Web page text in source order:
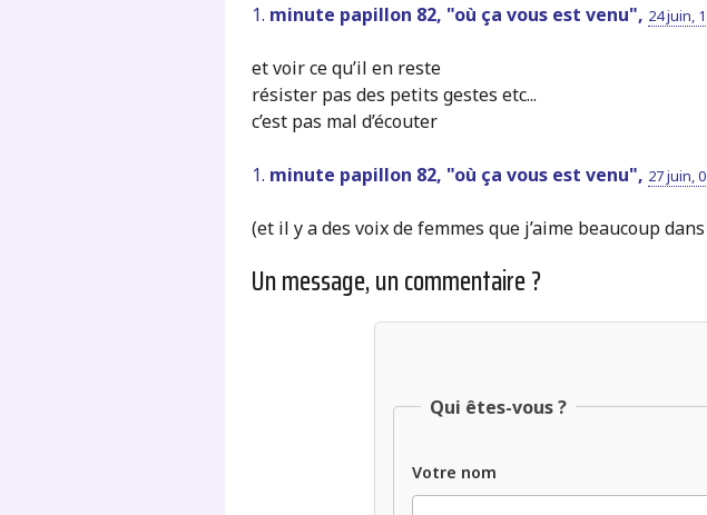
1. minute papillon 82, "où ça vous est venu", 24 juin,
et voir ce qu’il en reste
résister pas des petits gestes etc...
c’est pas mal d’écouter
1. minute papillon 82, "où ça vous est venu", 27 juin,
(et il y a des voix de femmes que j’aime beaucoup
Un message, un commentaire ?
Qui êtes-vous ?
Votre nom